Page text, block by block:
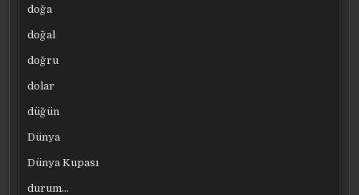
doğa
doğal
doğru
dolar
düğün
Dünya
Dünya Kupası
durum…